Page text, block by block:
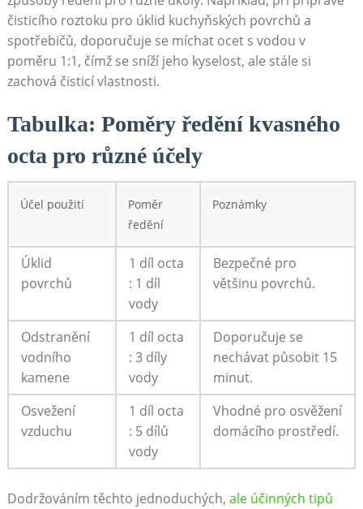
čisticího roztoku pro úklid kuchyňských povrchů a
spotřebičů, doporučuje ‍se míchat ocet s vodou v
poměru 1:1, ⁣čímž se sníží jeho​ kyselost, ale stále si
zachová čisticí vlastnosti.
Tabulka: Poměry ředění kvasného
octa ‍pro‍ různé účely
Účel použití
Poměr
ředění
Poznámky
Úklid
povrchů
1 ⁤díl octa
: ‌1 díl
vody
Bezpečné ⁤pro
většinu povrchů.
Odstranění
vodního
kamene
1 díl octa​
: ‍3 díly
vody
Doporučuje se
nechávat působit 15
minut.
Osvežení
vzduchu
1 díl ⁤octa
: 5 dílů
vody
Vhodné pro osvěžení
domácího prostředí.
Dodržováním těchto jednoduchých, ale účinných tipů